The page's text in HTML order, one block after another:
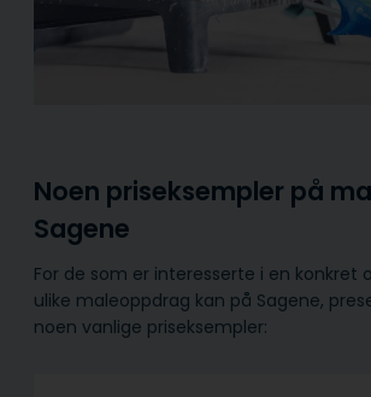
Noen priseksempler på
Sagene
For de som er interesserte i en konkret
ulike maleoppdrag kan på Sagene,
noen vanlige priseksempler: